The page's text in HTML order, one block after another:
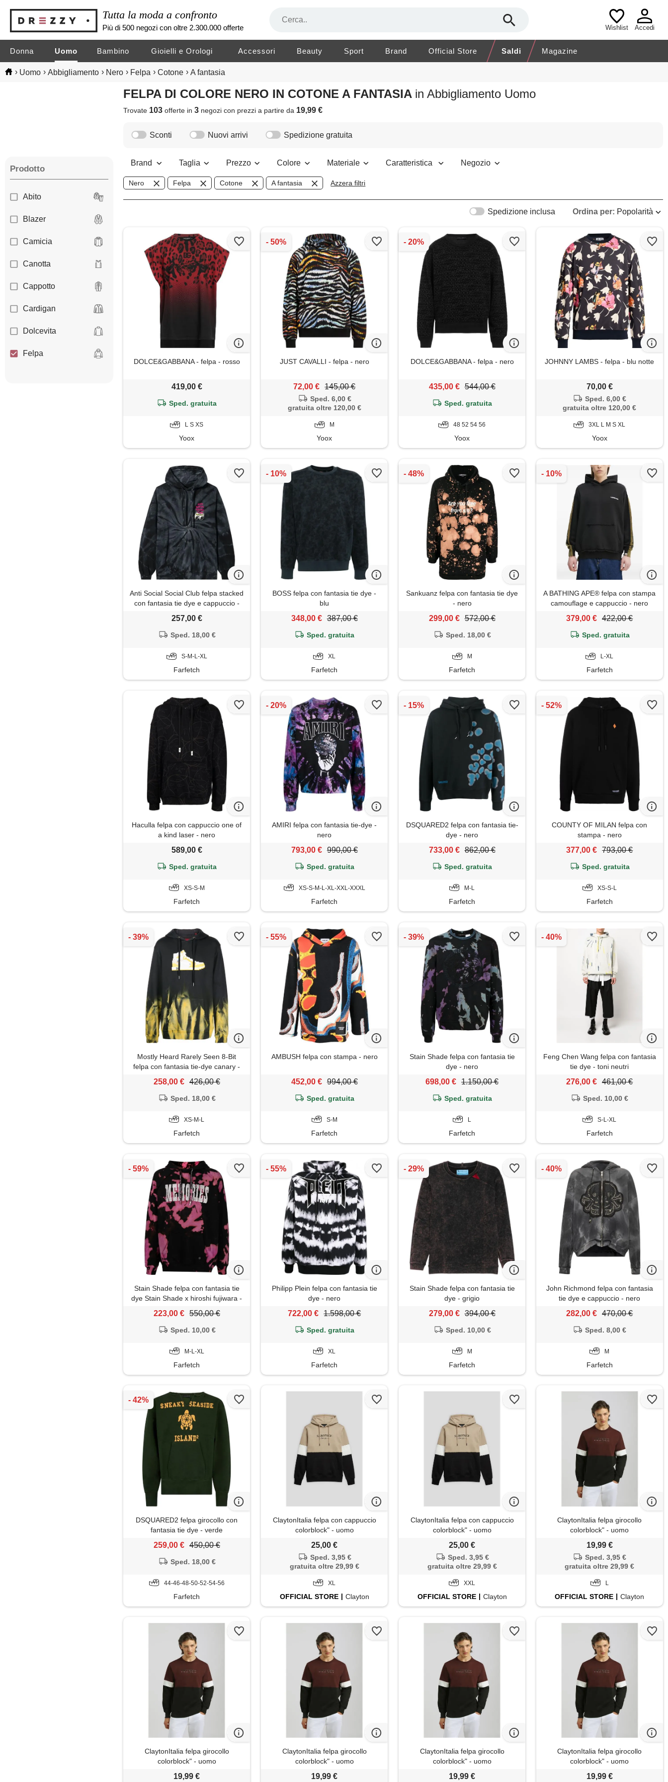
Tutta la moda a confronto
Più di 500 negozi con oltre 2.300.000 offerte Wishlist Accedi
Donna Uomo Bambino Gioielli e Orologi Accessori Beauty Sport Brand Official Store Saldi Magazine
› Uomo › Abbigliamento › Nero › Felpa › Cotone › A fantasia
FELPA DI COLORE NERO IN COTONE A FANTASIA in Abbigliamento Uomo
Trovate 103 offerte in3 negozicon prezzi a partire da 19,99 €
Prodotto
Abito
Blazer
Camicia
Canotta
Cappotto
Cardigan
Dolcevita
Felpa
Sconti Nuovi arrivi Spedizione gratuita
Brand Taglia Prezzo Colore Materiale Caratteristica Negozio
Nero Felpa Cotone A fantasia Azzera filtri
Ordina per: Popolarità
Spedizione inclusa
DOLCE&GABBANA - felpa - rosso
419,00 €
Sped. gratuita
L S XS
Yoox
JUST CAVALLI - felpa - nero
72,00 € 145,00 €
Sped. 6,00 €
gratuita oltre 120,00 €
M
Yoox
DOLCE&GABBANA - felpa - nero
435,00 € 544,00 €
Sped. gratuita
48 52 54 56
Yoox
JOHNNY LAMBS - felpa - blu notte
70,00 €
Sped. 6,00 €
gratuita oltre 120,00 €
3XL L M S XL
Yoox
Anti Social Social Club felpa stacked
con fantasia tie dye e cappuccio -
nero
257,00 €
Sped. 18,00 €
S-M-L-XL
Farfetch
BOSS felpa con fantasia tie dye -
blu
348,00 € 387,00 €
Sped. gratuita
XL
Farfetch
Sankuanz felpa con fantasia tie dye
- nero
299,00 € 572,00 €
Sped. 18,00 €
M
Farfetch
A BATHING APE® felpa con stampa
camouflage e cappuccio - nero
379,00 € 422,00 €
Sped. gratuita
L-XL
Farfetch
Haculla felpa con cappuccio one of
a kind laser - nero
589,00 €
Sped. gratuita
XS-S-M
Farfetch
AMIRI felpa con fantasia tie-dye -
nero
793,00 € 990,00 €
Sped. gratuita
XS-S-M-L-XL-XXL-XXXL
Farfetch
DSQUARED2 felpa con fantasia tie-
dye - nero
733,00 € 862,00 €
Sped. gratuita
M-L
Farfetch
COUNTY OF MILAN felpa con
stampa - nero
377,00 € 793,00 €
Sped. gratuita
XS-S-L
Farfetch
Mostly Heard Rarely Seen 8-Bit
felpa con fantasia tie-dye canary -
258,00 € 426,00 €
Sped. 18,00 €
XS-M-L
Farfetch
AMBUSH felpa con stampa - nero
452,00 € 994,00 €
Sped. gratuita
S-M
Farfetch
Stain Shade felpa con fantasia tie
dye - nero
698,00 € 1.150,00 €
Sped. gratuita
L
Farfetch
Feng Chen Wang felpa con fantasia
tie dye - toni neutri
276,00 € 461,00 €
Sped. 10,00 €
S-L-XL
Farfetch
Stain Shade felpa con fantasia tie
dye Stain Shade x hiroshi fujiwara -
223,00 € 550,00 €
Sped. 10,00 €
M-L-XL
Farfetch
Philipp Plein felpa con fantasia tie
dye - nero
722,00 € 1.598,00 €
Sped. gratuita
XL
Farfetch
Stain Shade felpa con fantasia tie
dye - grigio
279,00 € 394,00 €
Sped. 10,00 €
M
Farfetch
John Richmond felpa con fantasia
tie dye e cappuccio - nero
282,00 € 470,00 €
Sped. 8,00 €
M
Farfetch
DSQUARED2 felpa girocollo con
fantasia tie dye - verde
259,00 € 450,00 €
Sped. 18,00 €
44-46-48-50-52-54-56
Farfetch
ClaytonItalia felpa con cappuccio
colorblock" - uomo
25,00 €
Sped. 3,95 €
gratuita oltre 29,99 €
XL
OFFICIAL STORE Clayton
ClaytonItalia felpa con cappuccio
colorblock" - uomo
25,00 €
Sped. 3,95 €
gratuita oltre 29,99 €
XXL
OFFICIAL STORE Clayton
ClaytonItalia felpa girocollo
colorblock" - uomo
19,99 €
Sped. 3,95 €
gratuita oltre 29,99 €
L
OFFICIAL STORE Clayton
ClaytonItalia felpa girocollo
colorblock" - uomo
19,99 €
ClaytonItalia felpa girocollo
colorblock" - uomo
19,99 €
ClaytonItalia felpa girocollo
colorblock" - uomo
19,99 €
ClaytonItalia felpa girocollo
colorblock" - uomo
19,99 €